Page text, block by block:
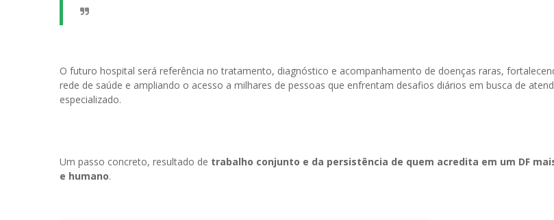
O futuro hospital será referência no tratamento, diagnóstico e acompanhamento de doenças raras,
rede de saúde e ampliando o acesso a milhares de pessoas que enfrentam desafios diários em busca de
especializado.
Um passo concreto, resultado de trabalho conjunto e da persistência de quem acredita em um DF
e humano.